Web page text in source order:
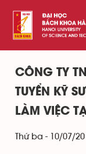
CÔNG TY
TUYỂN KỸ
LÀM VIỆC
Thứ ba - 10/07/